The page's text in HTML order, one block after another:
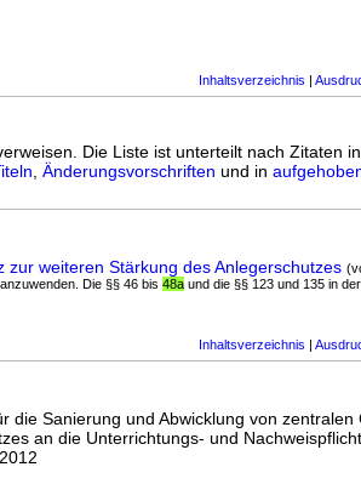
Inhaltsverzeichnis |
Die Liste ist unterteilt nach Zitaten in
Änderungsvorschriften und in
weiteren Stärkung des Anlegerschutzes
Die §§ 46 bis 48a und die §§ 123 und 135 in
Inhaltsverzeichnis |
die Sanierung und Abwicklung von zentralen
an die Unterrichtungs- und